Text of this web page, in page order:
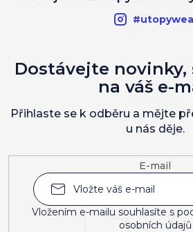
E-mail
Vložením e-mailu souhlasíte s
osobních údajů
Dostávejte novinky,
na váš e-
Přihlaste se k odběru a mějte
u nás děje.